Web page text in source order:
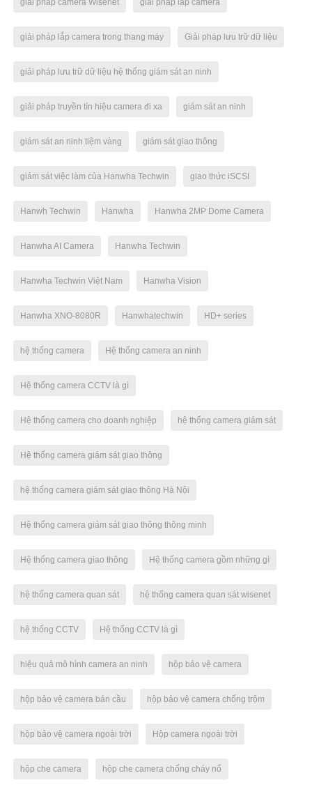
giải pháp lắp camera trong thang máy Giải pháp lưu trữ dữ liệu
giải pháp lưu trữ dữ liệu hệ thống giám sát an ninh
giải pháp truyền tín hiệu camera đi xa giám sát an ninh
giám sát an ninh tiệm vàng giám sát giao thông
giám sát việc làm của Hanwha Techwin giao thức iSCSI
Hanwh Techwin Hanwha Hanwha 2MP Dome Camera
Hanwha AI Camera Hanwha Techwin
Hanwha Techwin Việt Nam Hanwha Vision
Hanwha XNO-8080R Hanwhatechwin HD+ series
hệ thống camera Hệ thống camera an ninh
Hệ thống camera CCTV là gì
Hệ thống camera cho doanh nghiệp hệ thống camera giám sát
Hệ thống camera giám sát giao thông
hệ thống camera giám sát giao thông Hà Nội
Hệ thống camera giám sát giao thông thông minh
Hệ thống camera giao thông Hệ thống camera gồm những gì
hệ thống camera quan sát hệ thống camera quan sát wisenet
hệ thống CCTV Hệ thống CCTV là gì
hiệu quả mô hình camera an ninh hộp bảo vệ camera
hộp bảo vệ camera bán cầu hộp bảo vệ camera chống trộm
hộp bảo vệ camera ngoài trời Hộp camera ngoài trời
hộp che camera hộp che camera chống cháy nổ